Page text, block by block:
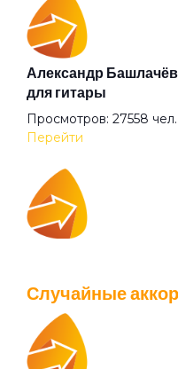
Бежали прочь
Безумные выси
Белая
Белый друг
Белый танец
Александр
для гитары
Просмотров: 27558 чел.
Перейти
Перейти
Случайные